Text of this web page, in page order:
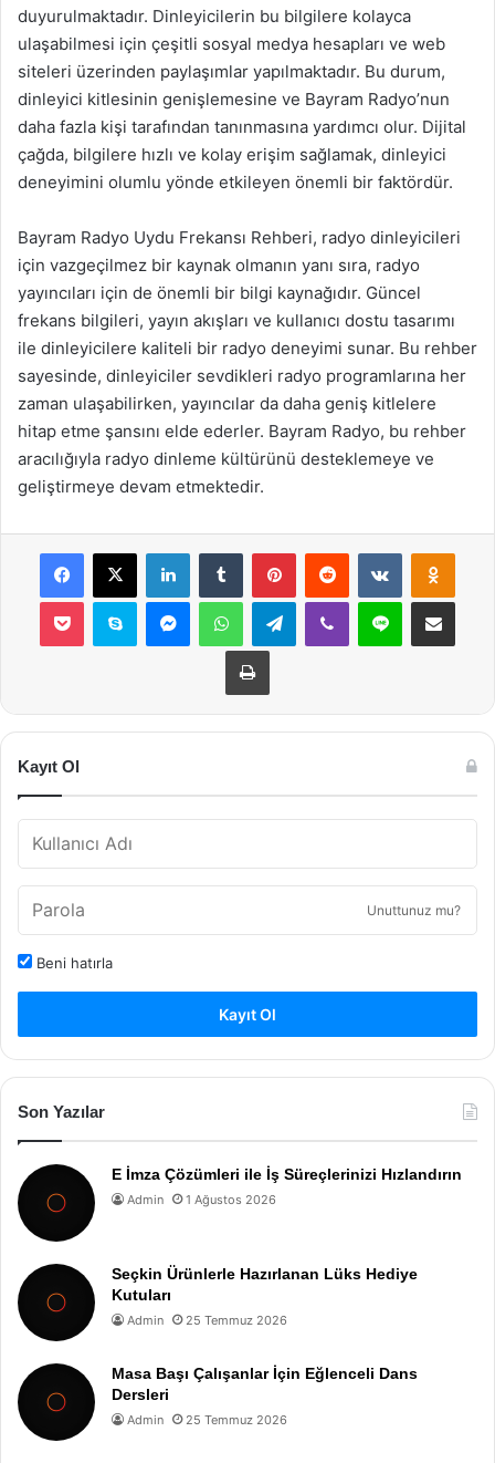
duyurulmaktadır. Dinleyicilerin bu bilgilere kolayca
ulaşabilmesi için çeşitli sosyal medya hesapları ve web
siteleri üzerinden paylaşımlar yapılmaktadır. Bu durum,
dinleyici kitlesinin genişlemesine ve Bayram Radyo’nun
daha fazla kişi tarafından tanınmasına yardımcı olur. Dijital
çağda, bilgilere hızlı ve kolay erişim sağlamak, dinleyici
deneyimini olumlu yönde etkileyen önemli bir faktördür.
Bayram Radyo Uydu Frekansı Rehberi, radyo dinleyicileri
için vazgeçilmez bir kaynak olmanın yanı sıra, radyo
yayıncıları için de önemli bir bilgi kaynağıdır. Güncel
frekans bilgileri, yayın akışları ve kullanıcı dostu tasarımı
ile dinleyicilere kaliteli bir radyo deneyimi sunar. Bu rehber
sayesinde, dinleyiciler sevdikleri radyo programlarına her
zaman ulaşabilirken, yayıncılar da daha geniş kitlelere
hitap etme şansını elde ederler. Bayram Radyo, bu rehber
aracılığıyla radyo dinleme kültürünü desteklemeye ve
geliştirmeye devam etmektedir.
Facebook
X LinkedInTumblr PinterestReddit VKontakte
Pocket Skype MessengerWhatsAppTelegramViber Line E-Posta ile
Yazdır
Kayıt Ol
Unuttunuz mu?
Beni hatırla
Kayıt Ol
Son Yazılar
E İmza Çözümleri ile İş Süreçlerinizi Hızlandırın
Admin 1 Ağustos 2026
Seçkin Ürünlerle Hazırlanan Lüks Hediye
Kutuları
Admin 25 Temmuz 2026
Masa Başı Çalışanlar İçin Eğlenceli Dans
Dersleri
Admin 25 Temmuz 2026